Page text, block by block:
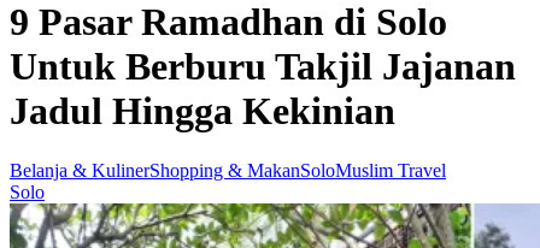
9 Pasar Ramadhan di Solo
Untuk Berburu Takjil Jajanan
Jadul Hingga Kekinian
Belanja & KulinerShopping & MakanSoloMuslim Travel
Solo